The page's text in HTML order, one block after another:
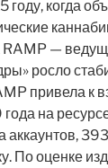
когда
RAMP —
росло
привела к
на
По оценке